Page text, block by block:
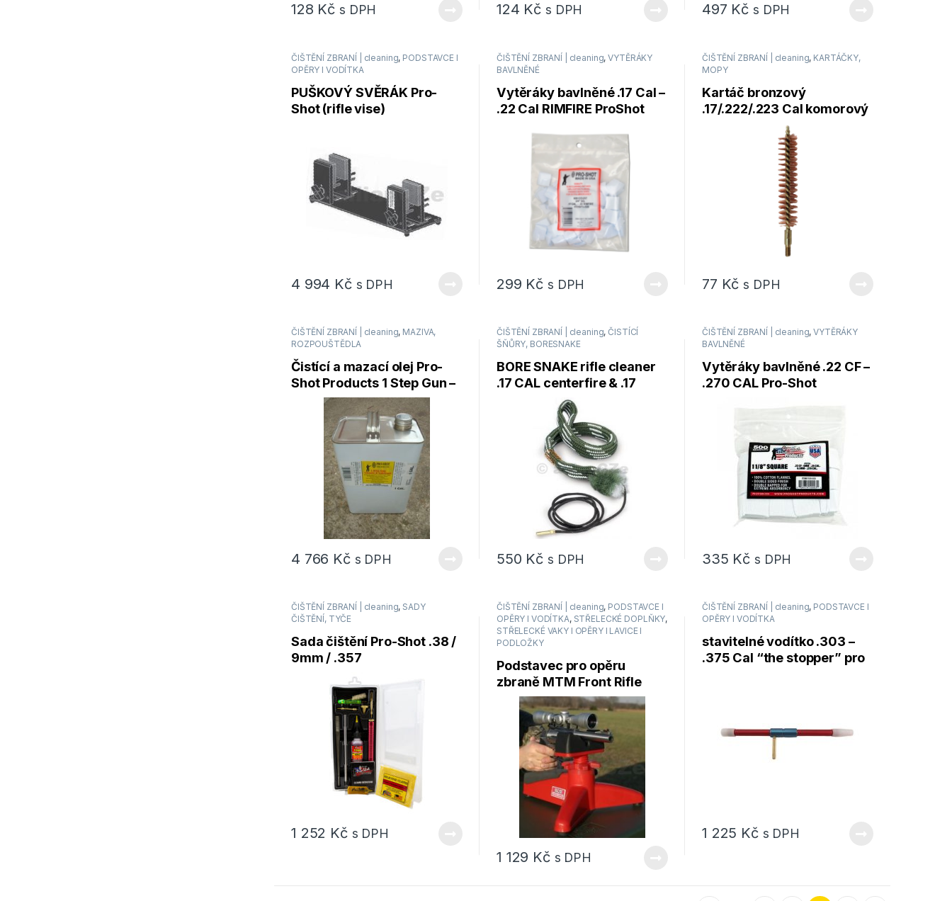
128 Kč s DPH 124 Kč s DPH 497 Kč s DPH
ČIŠTĚNÍ ZBRANÍ | cleaning, PODSTAVCE I
OPĚRY I VODÍTKA
PUŠKOVÝ SVĚRÁK Pro-
Shot (rifle vise)
4 994 Kč s DPH
ČIŠTĚNÍ ZBRANÍ | cleaning,VYTĚRÁKY
BAVLNĚNÉ
Vytěráky bavlněné .17 Cal –
.22 Cal RIMFIRE ProShot
299 Kč s DPH
ČIŠTĚNÍ ZBRANÍ | cleaning, KARTÁČKY,
MOPY
Kartáč bronzový
.17/.222/.223 Cal komorový
puškový Pro-Shot Products
77 Kč s DPH
ČIŠTĚNÍ ZBRANÍ | cleaning, MAZIVA,
ROZPOUŠTĚDLA
Čistící a mazací olej Pro-
Shot Products 1 Step Gun –
1 galon / 3,8 litrů
4 766 Kč s DPH
ČIŠTĚNÍ ZBRANÍ | cleaning,ČISTÍCÍ
ŠŇŮRY, BORESNAKE
BORE SNAKE rifle cleaner
.17 CAL centerfire & .17
550 Kč s DPH
ČIŠTĚNÍ ZBRANÍ | cleaning,VYTĚRÁKY
BAVLNĚNÉ
Vytěráky bavlněné .22 CF –
.270 CAL Pro-Shot
335 Kč s DPH
ČIŠTĚNÍ ZBRANÍ | cleaning, SADY
ČIŠTĚNÍ, TYČE
Sada čištění Pro-Shot .38 /
9mm / .357
1 252 Kč s DPH
ČIŠTĚNÍ ZBRANÍ | cleaning, PODSTAVCE I
OPĚRY I VODÍTKA, STŘELECKÉ DOPLŇKY,
STŘELECKÉ VAKY I OPĚRY I LAVICE I
PODLOŽKY
Podstavec pro opěru
zbraně MTM Front Rifle
Rest FRR30
1 129 Kč s DPH
ČIŠTĚNÍ ZBRANÍ | cleaning, PODSTAVCE I
OPĚRY I VODÍTKA
stavitelné vodítko .303 –
.375 Cal “the stopper” pro
1 225 Kč s DPH